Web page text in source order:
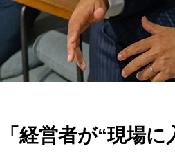
「経営者が“現場